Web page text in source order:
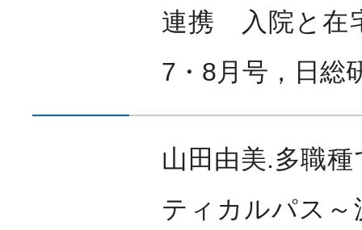
連携 入院と
7・8月号，日
山田由美.多職
ティカルパス